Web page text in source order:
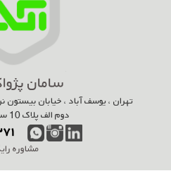
سامان
تهران ، یوسف آباد ، خیابان بیستون
دوم الف پلاک 10 ساختمان آسه
مشاوره